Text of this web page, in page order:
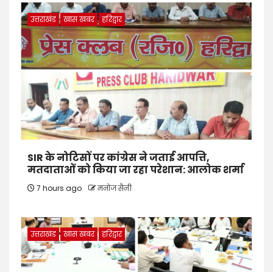
उत्तराखंड खास खबर हरिद्वार
SIR के नोटिसों पर कांग्रेस ने जताई आपत्ति,
मतदाताओं को किया जा रहा परेशान: आलोक शर्मा
7 hours ago मनोज सैनी
उत्तराखंड खास खबर हरिद्वार